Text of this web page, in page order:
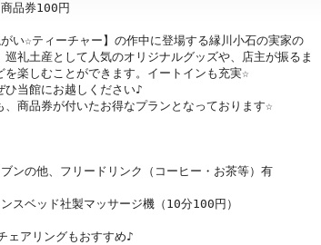
品券100円
い☆ティーチャー】の作中に登場する縁川小石の実家の
礼土産として人気のオリジナルグッズや、店主が振るま
を楽しむことができます。イートインも充実☆
ひ当館にお越しください♪
商品券が付いたお得なプランとなっております☆
ンの他、フリードリンク（コーヒー・お茶等）有
スベッド社製マッサージ機（10分100円）
ェアリングもおすすめ♪